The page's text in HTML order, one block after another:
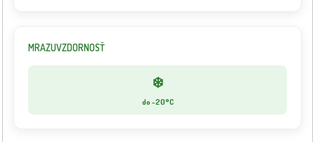
MRAZUVZDORNOSŤ
❄️
do -20°C